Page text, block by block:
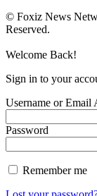
© Foxiz News
Reserved.
Welcome Back!
Sign in to your
Username or Email
Password
Remember me